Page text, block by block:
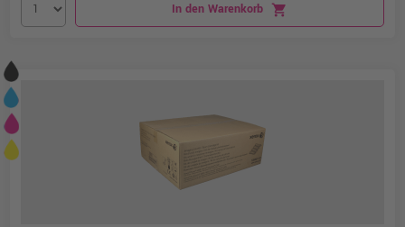
In den Warenkorb shopping_cart